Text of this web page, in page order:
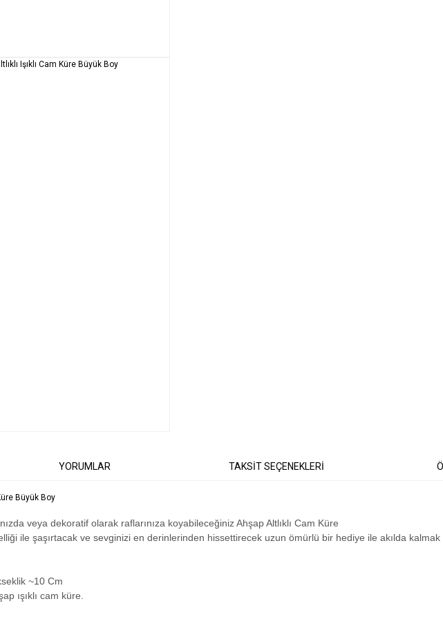
YORUMLAR TAKSİT SEÇENEKLERİ
Büyük Boy
veya dekoratif olarak raflarınıza koyabileceğiniz Ahşap Altlıklı Cam Küre
ile şaşırtacak ve sevginizi en derinlerinden hissettirecek uzun ömürlü bir hediye ile akılda
~10 Cm
ışıklı cam küre.